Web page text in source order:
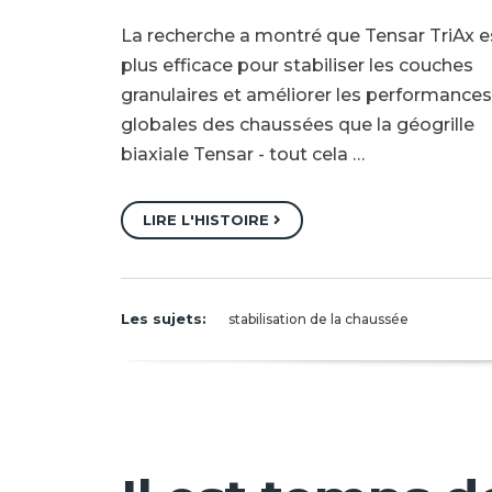
La recherche a montré que Tensar TriAx
plus efficace pour stabiliser les couches
granulaires et améliorer les performances
globales des chaussées que la géogrille
biaxiale Tensar - tout cela …
LIRE L'HISTOIRE
Les sujets: stabilisation de la chaussée